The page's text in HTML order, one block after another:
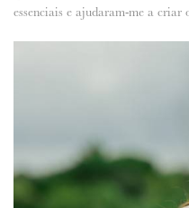
essenciais e ajudaram-me a criar